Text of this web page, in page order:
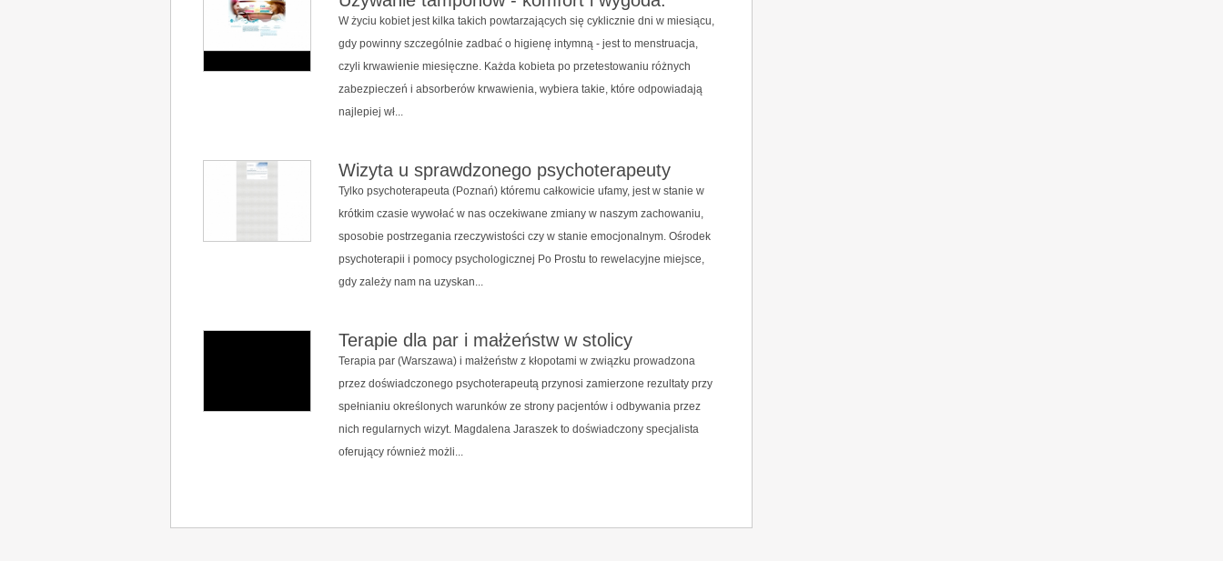
W życiu kobiet jest kilka takich powtarzających się cyklicznie dni w miesiącu,
gdy powinny szczególnie zadbać o higienę intymną - jest to menstruacja,
czyli krwawienie miesięczne. Każda kobieta po przetestowaniu różnych
zabezpieczeń i absorberów krwawienia, wybiera takie, które odpowiadają
najlepiej wł...
Wizyta u sprawdzonego psychoterapeuty
Tylko psychoterapeuta (Poznań) któremu całkowicie ufamy, jest w stanie w
krótkim czasie wywołać w nas oczekiwane zmiany w naszym zachowaniu,
sposobie postrzegania rzeczywistości czy w stanie emocjonalnym. Ośrodek
psychoterapii i pomocy psychologicznej Po Prostu to rewelacyjne miejsce,
gdy zależy nam na uzyskan...
Terapie dla par i małżeństw w stolicy
Terapia par (Warszawa) i małżeństw z kłopotami w związku prowadzona
przez doświadczonego psychoterapeutą przynosi zamierzone rezultaty przy
spełnianiu określonych warunków ze strony pacjentów i odbywania przez
nich regularnych wizyt. Magdalena Jaraszek to doświadczony specjalista
oferujący również możli...